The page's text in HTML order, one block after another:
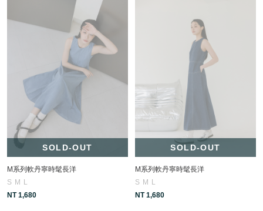
SOLD-OUT
M系列軟丹寧時髦長洋
S M
L
NT 1,680
SOLD-OUT
M系列軟丹寧時髦長洋
S M
L
NT 1,680